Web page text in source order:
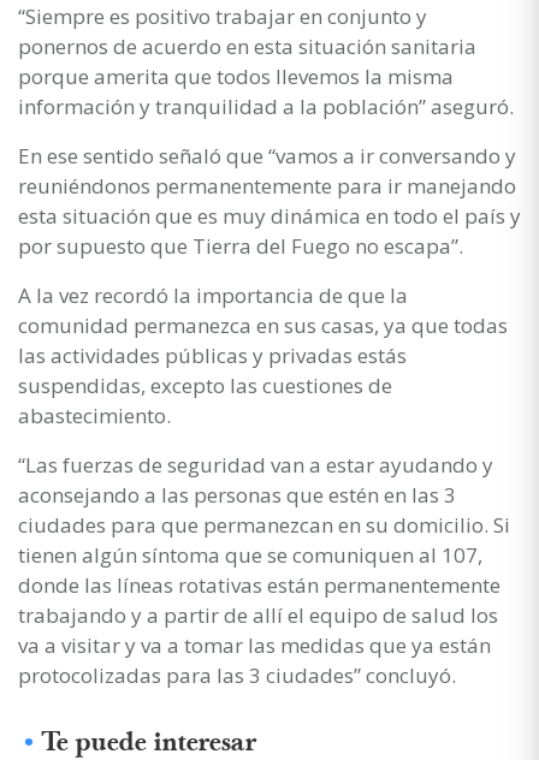
“Siempre es positivo trabajar en conjunto y
ponernos de acuerdo en esta situación sanitaria
porque amerita que todos llevemos la misma
información y tranquilidad a la población” aseguró.
En ese sentido señaló que “vamos a ir conversando y
reuniéndonos permanentemente para ir manejando
esta situación que es muy dinámica en todo el país y
por supuesto que Tierra del Fuego no escapa”.
A la vez recordó la importancia de que la
comunidad permanezca en sus casas, ya que todas
las actividades públicas y privadas estás
suspendidas, excepto las cuestiones de
abastecimiento.
“Las fuerzas de seguridad van a estar ayudando y
aconsejando a las personas que estén en las 3
ciudades para que permanezcan en su domicilio. Si
tienen algún síntoma que se comuniquen al 107,
donde las líneas rotativas están permanentemente
trabajando y a partir de allí el equipo de salud los
va a visitar y va a tomar las medidas que ya están
protocolizadas para las 3 ciudades” concluyó.
Te puede interesar